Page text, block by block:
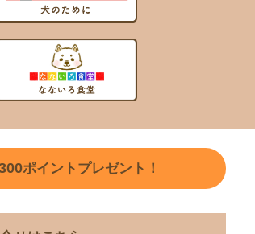
ポイントプレゼント！